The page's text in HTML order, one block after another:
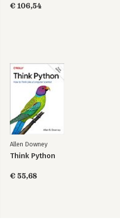
Edition
€ 106,54
Allen Downey
Think Python
€ 55,68